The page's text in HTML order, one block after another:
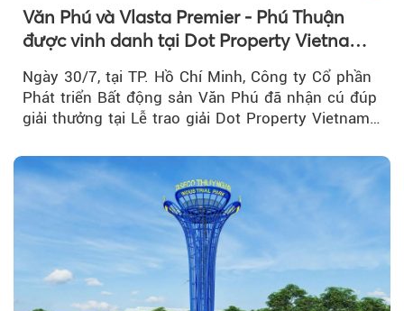
Văn Phú và Vlasta Premier - Phú Thuận
được vinh danh tại Dot Property Vietnam
Ngày 30/7, tại TP. Hồ Chí Minh, Công ty Cổ phần
Phát triển Bất động sản Văn Phú đã nhận cú đúp
giải thưởng tại Lễ trao giải Dot Property Vietnam